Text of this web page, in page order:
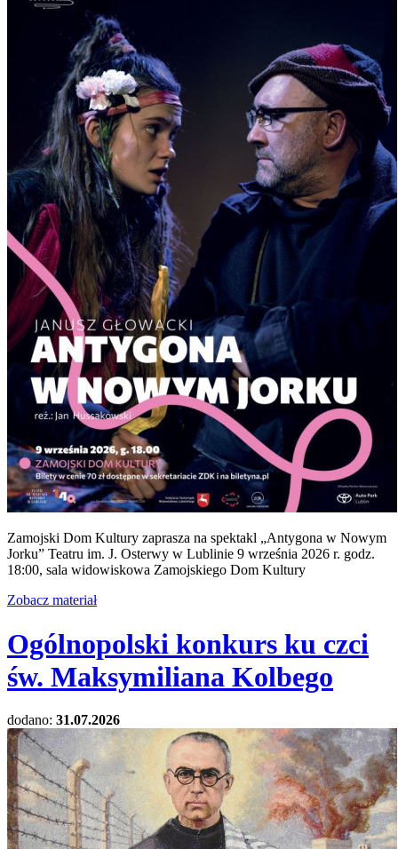
Zamojski Dom Kultury zaprasza na spektakl „Antygona w Nowym
Jorku” Teatru im. J. Osterwy w Lublinie 9 września 2026 r. godz.
18:00, sala widowiskowa Zamojskiego Dom Kultury
Zobacz materiał
Ogólnopolski konkurs ku czci
św. Maksymiliana Kolbego
dodano: 31.07.2026